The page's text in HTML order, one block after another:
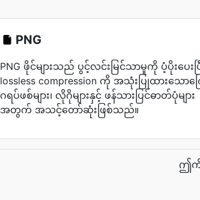
PNG
PNG ဖိုင်များသည် ပွင့်လင်းမြင်သာမှုကို ပံ့ပိုးပေးပ
lossless compression ကို အသုံးပြုထားသောက
ဂရပ်ဖစ်များ၊ လိုဂိုများနှင့် ဖန်သားပြင်ဓာတ်ပုံများ
အတွက် အသင့်တော်ဆုံးဖြစ်သည်။
ဤကိ